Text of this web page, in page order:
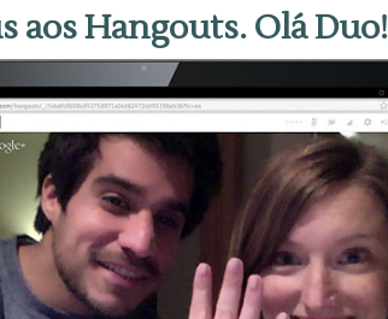
aos Hangouts. Olá Duo!